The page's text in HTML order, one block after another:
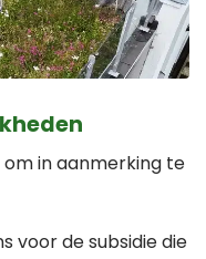
in aanmerking te
voor de subsidie die